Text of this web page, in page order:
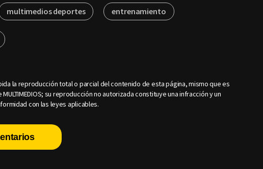
multimedios deportes entrenamiento
la reproducción total o parcial del contenido de esta página, mismo que es
su reproducción no autorizada constituye una infracción y un
con las leyes aplicables.